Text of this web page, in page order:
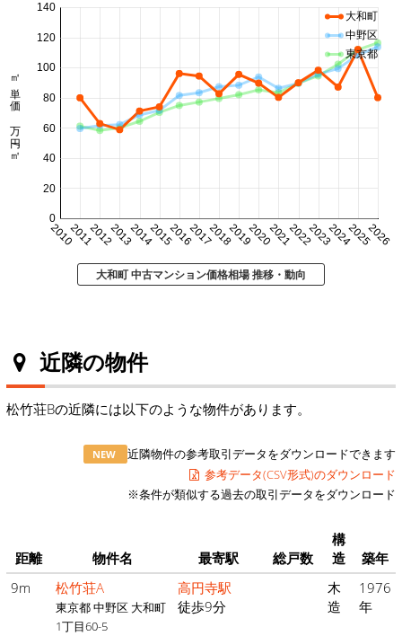
20102011201220132014201520162017201820192020202120222023202420252026
0
20
40
60
80
100
120
140
㎡単価 万円/㎡
大和町
中野区
東京都
大和町 中古マンション価格相場 推移・動向
近隣の物件
松竹荘Bの近隣には以下のような物件があります。
NEW
近隣物件の参考取引データをダウンロードできます
参考データ(CSV形式)のダウンロード
※条件が類似する過去の取引データをダウンロード
距離 物件名 最寄駅 総戸数
構
造
築年
9m
松竹荘A
東京都 中野区 大和町
1丁目60-5
高円寺駅
徒歩9分
木
造
1976
年